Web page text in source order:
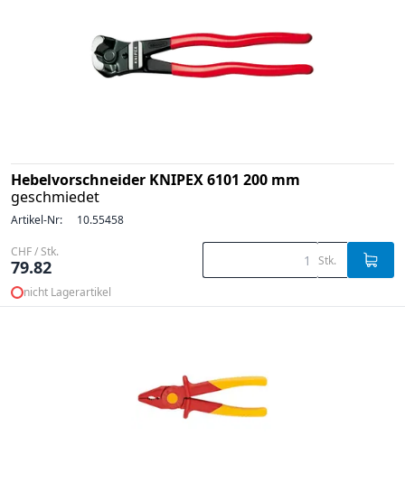
Hebelvorschneider KNIPEX 6101 200 mm
geschmiedet
Artikel-Nr: 10.55458
CHF / Stk.
79.82 Stk.
nicht Lagerartikel